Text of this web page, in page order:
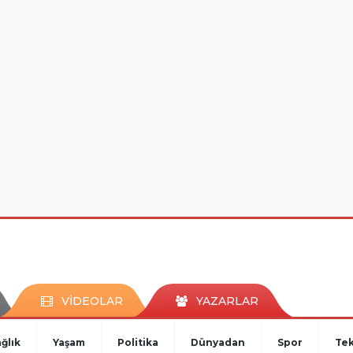
VİDEOLAR YAZARLAR
Yaşam Politika Dünyadan Spor